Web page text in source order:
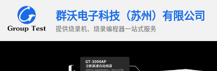
群沃电子科技（苏州）有限公司
提供烧录机、烧录编程器一站式服务